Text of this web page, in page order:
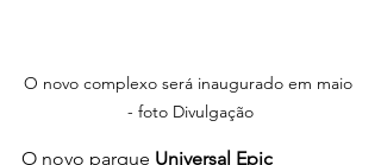
O novo complexo será inaugurado em maio
- foto Divulgação
O novo parque Universal Epic